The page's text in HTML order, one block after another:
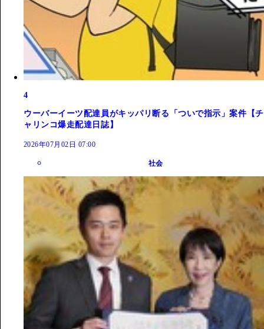
4
ウーバーイーツ配達員がキッパリ断る「ついで指示」案件【チ
ャリンコ爆走配達日誌】
2026年07月02日 07:00
社会